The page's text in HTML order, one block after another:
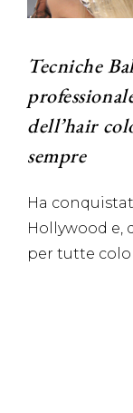
Tecniche
dell’hair
sempre
Ha
Hollywood e,
per tutte